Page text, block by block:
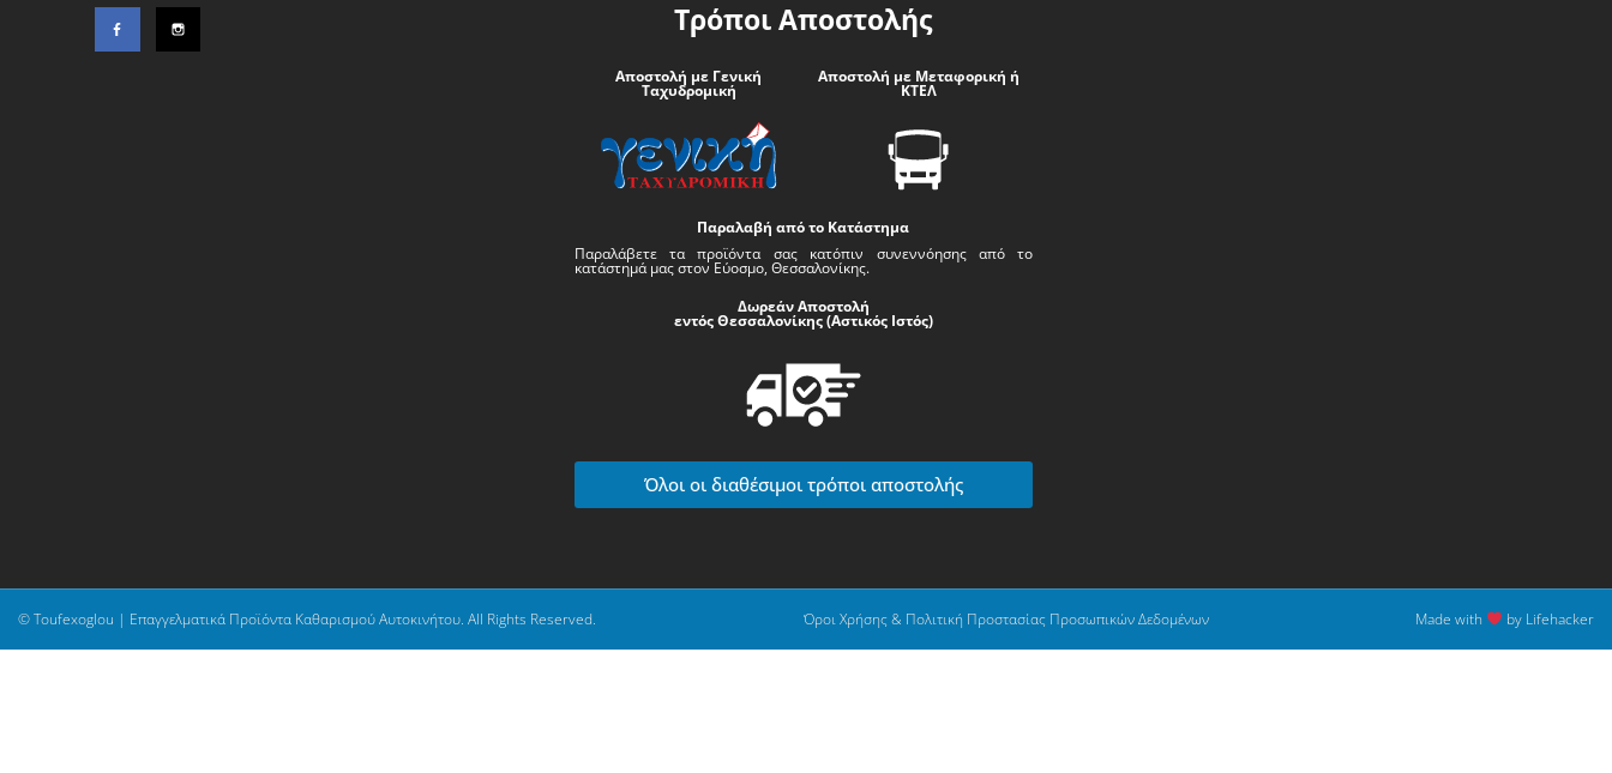
Τρόποι Αποστολής
Αποστολή με Γενική
Ταχυδρομική
Αποστολή με Μεταφορική ή
ΚΤΕΛ
Παραλαβή από το Κατάστημα
Παραλάβετε τα προϊόντα σας κατόπιν συνεννόησης από το
κατάστημά μας στον Εύοσμο, Θεσσαλονίκης.
Δωρεάν Αποστολή
εντός Θεσσαλονίκης (Αστικός Ιστός)
Όλοι οι διαθέσιμοι τρόποι αποστολής
© Toufexoglou | Επαγγελματικά Προϊόντα Καθαρισμού Αυτοκινήτου. All Rights Reserved. Όροι Χρήσης & Πολιτική Προστασίας Προσωπικών Δεδομένων Made with by Lifehacker